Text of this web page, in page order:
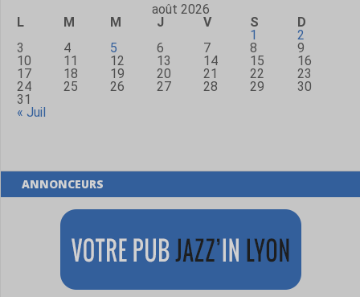
août 2026
L
M M J V S
D
1
2
3
4 5 6 7 8
9
10
11 12 13 14 15
16
17
18 19 20 21 22
23
24
25 26 27 28 29
30
31
« Juil
ANNONCEURS